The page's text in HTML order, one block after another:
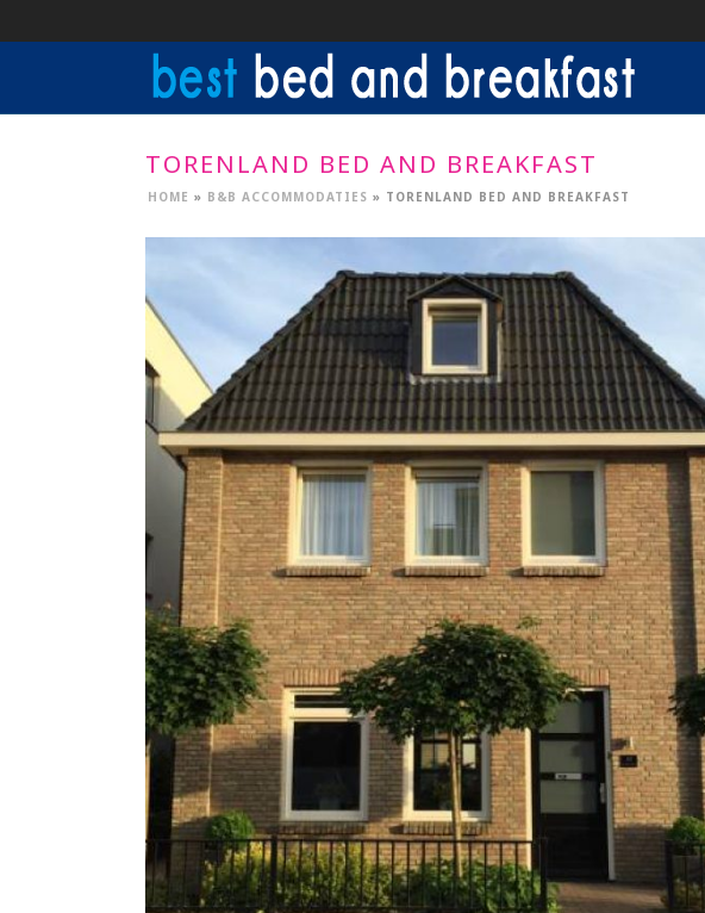
TORENLAND BED AND BREAKFAST
HOME » B&B ACCOMMODATIES » TORENLAND BED AND BREAKFAST